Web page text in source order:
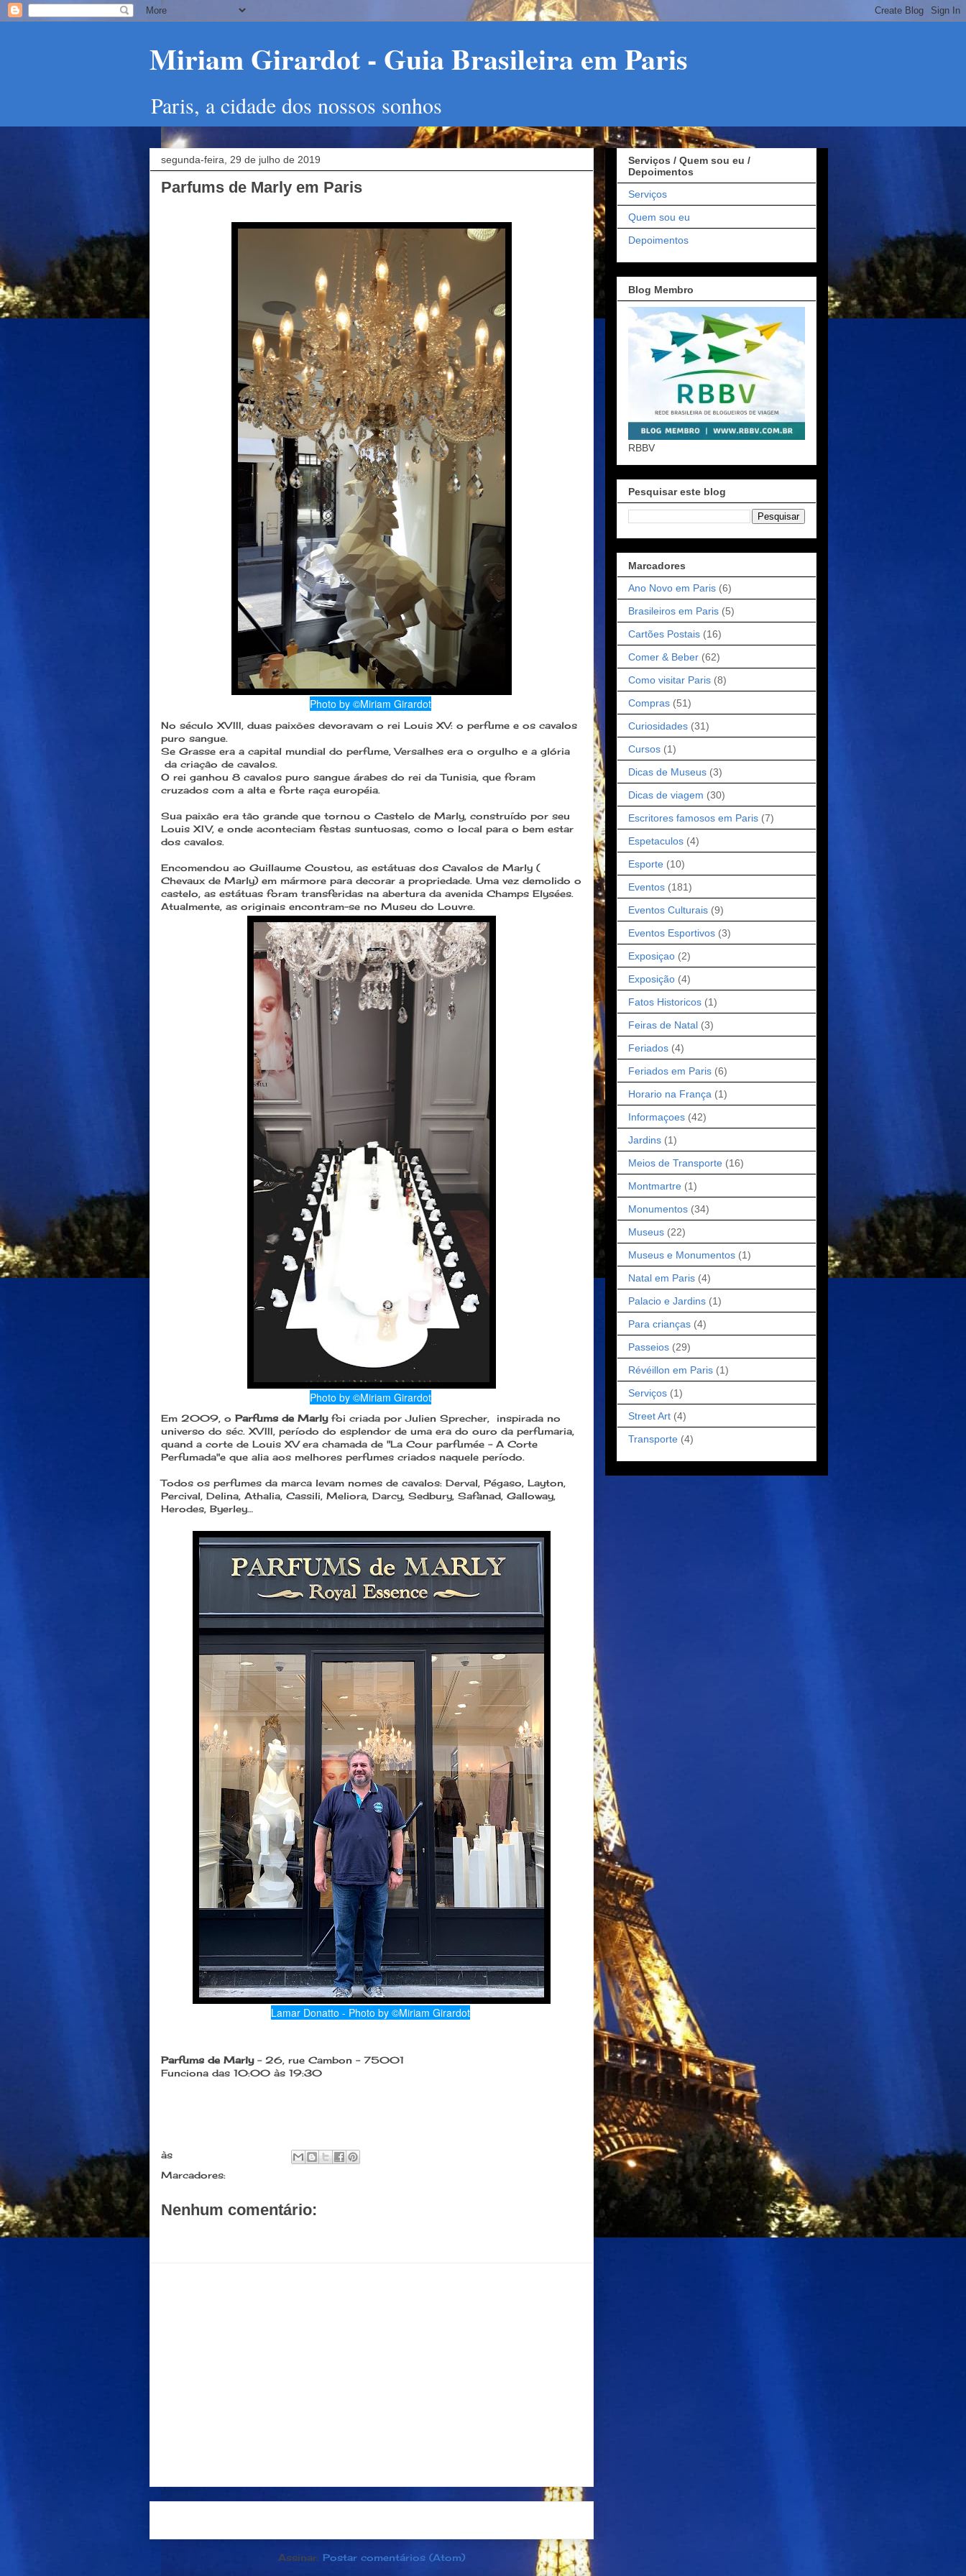
Miriam Girardot - Guia Brasileira em Paris
Paris, a cidade dos nossos sonhos
segunda-feira, 29 de julho de 2019
Parfums de Marly em Paris
Photo by ©Miriam Girardot
No século XVIII, duas paixões devoravam o rei Louis XV: o perfume e os cavalos
puro sangue.
Se Grasse era a capital mundial do perfume, Versalhes era o orgulho e a glória
da criação de cavalos.
O rei ganhou 8 cavalos puro sangue árabes do rei da Tunisia, que foram
cruzados com a alta e forte raça européia.
Sua paixão era tão grande que tornou o Castelo de Marly, construído por seu
Louis XIV, e onde aconteciam festas suntuosas, como o local para o bem estar
dos cavalos.
Encomendou ao Guillaume Coustou, as estátuas dos Cavalos de Marly (
Chevaux de Marly) em mármore para decorar a propriedade. Uma vez demolido o
castelo, as estátuas foram transferidas na abertura da avenida Champs Elysées.
Atualmente, as originais encontram-se no Museu do Louvre.
Photo by ©Miriam Girardot
Em 2009, oParfums de Marly foi criada por Julien Sprecher, inspirada no
universo do séc. XVIII, período do esplendor de uma era do ouro da perfumaria,
quand a corte de Louis XV era chamada de "La Cour parfumée - A Corte
Perfumada"e que alia aos melhores perfumes criados naquele período.
Todos os perfumes da marca levam nomes de cavalos: Derval, Pégaso, Layton,
Percival, Delina, Athalia, Cassili, Meliora, Darcy, Sedbury, Safanad, Galloway,
Herodes, Byerley…
Lamar Donatto - Photo by ©Miriam Girardot
Parfums de Marly- 26, rue Cambon - 75001
Funciona das 10:00 às 19:30
às
Marcadores:
Nenhum comentário:
Assinar: Postar comentários (Atom)
Serviços / Quem sou eu /
Depoimentos
Serviços
Quem sou eu
Depoimentos
Blog Membro
RBBV
Pesquisar este blog
Marcadores
Ano Novo em Paris (6)
Brasileiros em Paris (5)
Cartões Postais (16)
Comer & Beber (62)
Como visitar Paris (8)
Compras (51)
Curiosidades (31)
Cursos (1)
Dicas de Museus (3)
Dicas de viagem (30)
Escritores famosos em Paris (7)
Espetaculos (4)
Esporte (10)
Eventos (181)
Eventos Culturais (9)
Eventos Esportivos (3)
Exposiçao (2)
Exposição (4)
Fatos Historicos (1)
Feiras de Natal (3)
Feriados (4)
Feriados em Paris (6)
Horario na França (1)
Informaçoes (42)
Jardins (1)
Meios de Transporte (16)
Montmartre (1)
Monumentos (34)
Museus (22)
Museus e Monumentos (1)
Natal em Paris (4)
Palacio e Jardins (1)
Para crianças (4)
Passeios (29)
Révéillon em Paris (1)
Serviços (1)
Street Art (4)
Transporte (4)